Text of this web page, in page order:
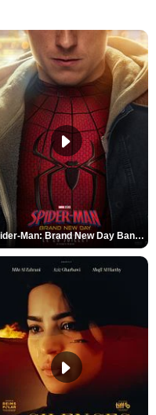
Spider-Man: Brand New Day Bande-annonce VO STFR